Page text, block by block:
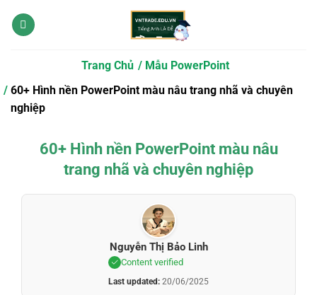
qua
Trang Chủ
Mẫu PowerPoint
60+ Hình nền PowerPoint màu nâu trang nhã và chuyên
nghiệp
60+ Hình nền PowerPoint màu nâu
trang nhã và chuyên nghiệp
Nguyễn Thị Bảo Linh
Content verified
Last updated: 20/06/2025